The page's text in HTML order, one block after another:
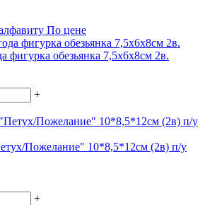
По цене
фигурка обезьянка 7,5х6х8см 2в.
+
Пожелание" 10*8,5*12см (2в) п/у
+